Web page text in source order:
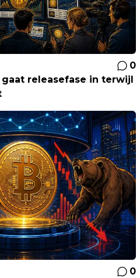
0
gaat releasefase in terwijl
0